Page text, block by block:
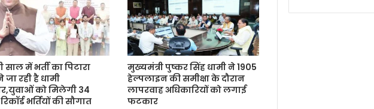
साल में भर्ती का पिटारा
रही है धामी
को मिलेगी 34
भर्तियों की सौगात
मुख्यमंत्री पुष्कर सिंह धामी ने 1905
हेल्पलाइन की समीक्षा के दौरान
लापरवाह अधिकारियों को लगाई
फटकार